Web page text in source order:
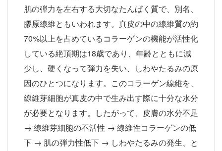
肌の弾力を左右する大切なたんぱく質で、別名、
膠原線維ともいわれます。真皮の中の線維質の約
70%以上を占めているコラーゲンの機能が活性化
している絶頂期は18歳であり、年齢とともに減
少し、硬くなって弾力を失い、しわやたるみの原
因のひとつになります。このコラーゲン線維を、
線維芽細胞が真皮の中で生み出す際に十分な水分
が必要となります。したがって、皮膚の水分不足
→ 線維芽細胞の不活性 → 線維性コラーゲンの低
下 → 肌の弾力性低下 → しわやたるみの発生、と